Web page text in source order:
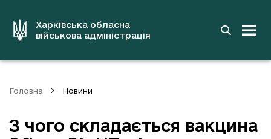
вмістуХарківська обласна
військова адміністрація
Головна Новини
З чого складається вакцина